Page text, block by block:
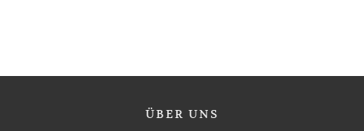
ÜBER UNS